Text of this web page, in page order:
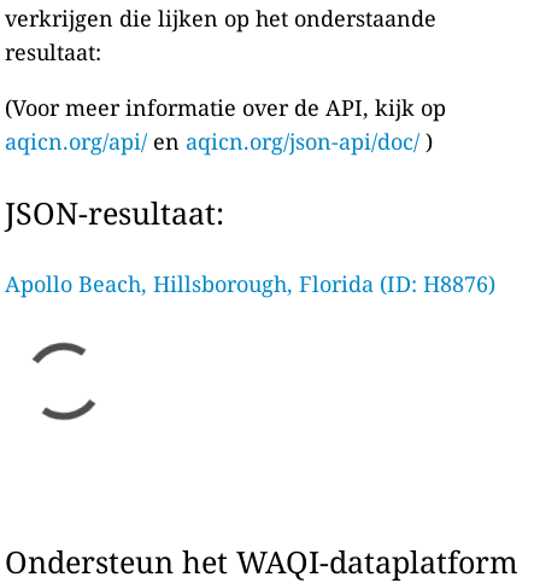
verkrijgen die lijken op het onderstaande
resultaat:
(Voor meer informatie over de API, kijk op
aqicn.org/api/ en aqicn.org/json-api/doc/ )
JSON-resultaat:
Apollo Beach, Hillsborough, Florida (ID: H8876)
Ondersteun het WAQI-dataplatform